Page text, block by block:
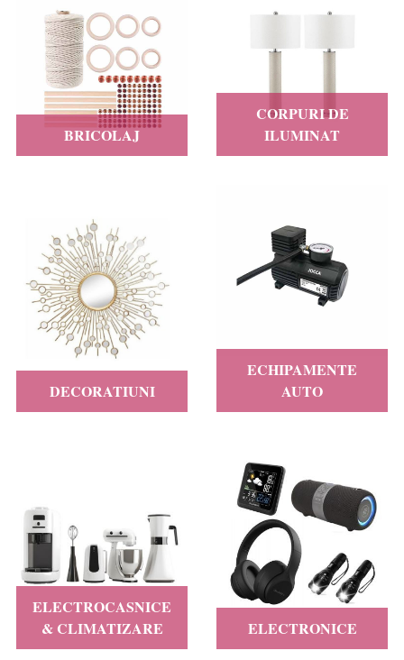
BRICOLAJ
CORPURI DE
ILUMINAT
DECORATIUNI
ECHIPAMENTE
AUTO
ELECTROCASNICE
& CLIMATIZARE
ELECTRONICE